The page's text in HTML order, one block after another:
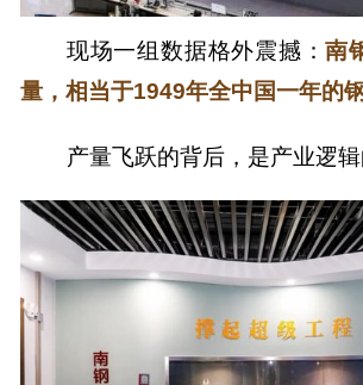
现场一组数据格外震撼：南
量，相当于1949年全中国一年的
产量飞跃的背后，是产业逻辑